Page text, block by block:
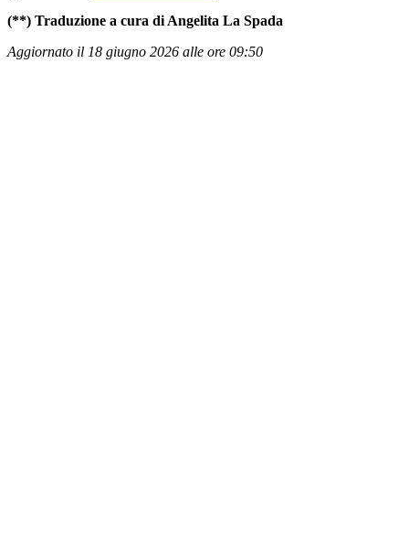
(**) Traduzione a cura di Angelita La Spada
Aggiornato il 18 giugno 2026 alle ore 09:50